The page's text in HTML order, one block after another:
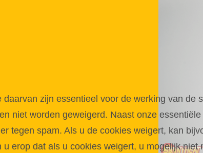
zijn essentieel voor de werking van de
niet worden geweigerd. Naast onze
tegen spam. Als u de cookies weigert, kan
erop dat als u cookies weigert, u mogelijk